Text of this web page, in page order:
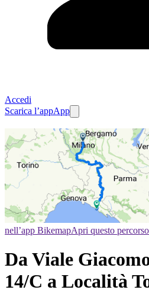
Accedi
Scarica l’appApp
nell’app BikemapApri questo
Da Viale
14/C a Località